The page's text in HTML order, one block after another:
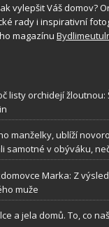
vylepšit Váš domov?
rady i inspirativní
magazínu
listy orchidejí žloutnou:
manželky, ublíží
samotné v obýváku,
Marka: Z
muže
a jela domů. To, co